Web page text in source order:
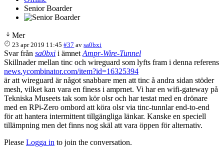
Senior Boarder
Mer
23 apr 2019 11:45 #37 avsa0bxi
Svar från sa0bxi i ämnet Ampr-Wire-Tunnel
Skillnader mellan tinc och wireguard som lyfts fram i denna referens
news.ycombinator.com/item?id=16325394
är att wireguard är något snabbare men att tinc å andra sidan stöder
mesh, vilket kan vara en finess i amprnet. Vi har en wifi-gateway på
Tekniska Museets tak som kör olsr och har testat med en drönare
med en RPi-Zero ombord att köra olsr via tinc-tunnlar end-to-end
för att hantera intermittent tillgängliga länkar. Kanske en speciell
tillämpning men det finns nog skäl att vara öppen för alternativ.
Please Logga in to join the conversation.